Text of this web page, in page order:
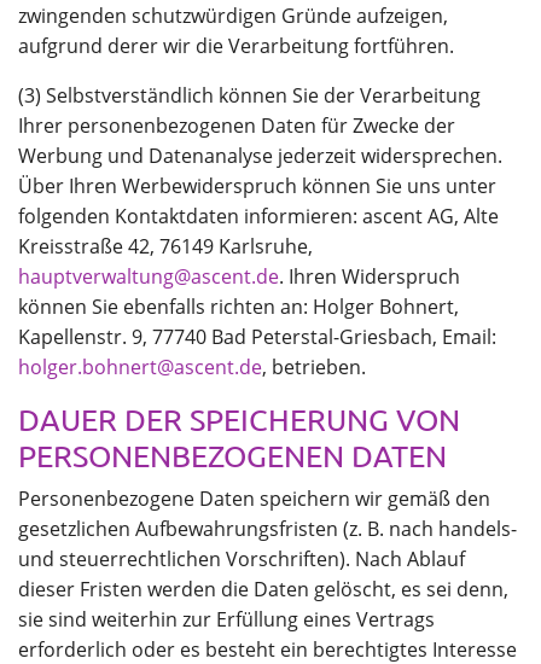
zwingenden schutzwürdigen Gründe aufzeigen,
aufgrund derer wir die Verarbeitung fortführen.
(3) Selbstverständlich können Sie der Verarbeitung
Ihrer personenbezogenen Daten für Zwecke der
Werbung und Datenanalyse jederzeit widersprechen.
Über Ihren Werbewiderspruch können Sie uns unter
folgenden Kontaktdaten informieren: ascent AG, Alte
Kreisstraße 42, 76149 Karlsruhe,
hauptverwaltung@ascent.de. Ihren Widerspruch
können Sie ebenfalls richten an: Holger Bohnert,
Kapellenstr. 9, 77740 Bad Peterstal-Griesbach, Email:
holger.bohnert@ascent.de, betrieben.
DAUER DER SPEICHERUNG VON
PERSONENBEZOGENEN DATEN
Personenbezogene Daten speichern wir gemäß den
gesetzlichen Aufbewahrungsfristen (z. B. nach handels-
und steuerrechtlichen Vorschriften). Nach Ablauf
dieser Fristen werden die Daten gelöscht, es sei denn,
sie sind weiterhin zur Erfüllung eines Vertrags
erforderlich oder es besteht ein berechtigtes Interesse